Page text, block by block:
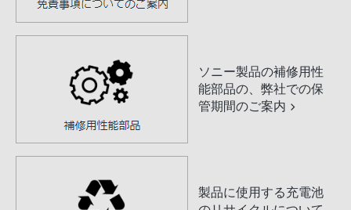
ソニー製品の補修用性
能部品の、弊社での保
管期間のご案内
製品に使用する充電池